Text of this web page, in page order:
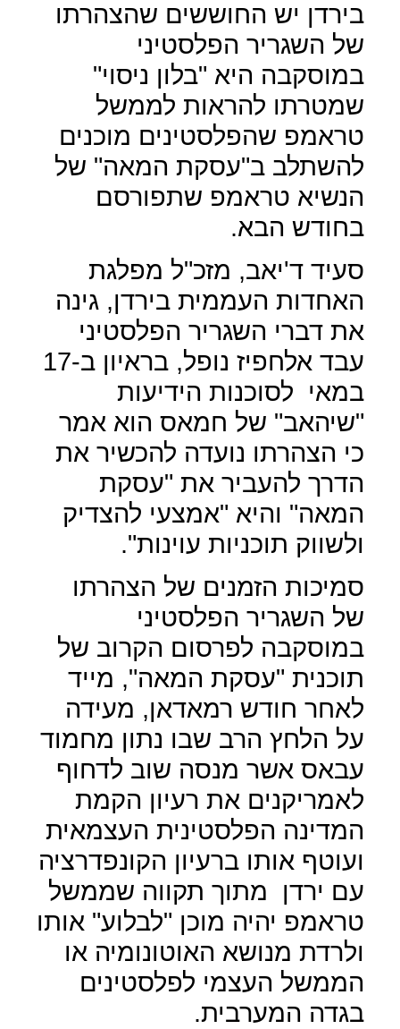
בירדן יש החוששים שהצהרתו
של השגריר הפלסטיני
במוסקבה היא "בלון ניסוי"
שמטרתו להראות לממשל
טראמפ שהפלסטינים מוכנים
להשתלב ב"עסקת המאה" של
הנשיא טראמפ שתפורסם
בחודש הבא.
סעיד ד'יאב, מזכ"ל מפלגת
האחדות העממית בירדן, גינה
את דברי השגריר הפלסטיני
עבד אלחפיז נופל, בראיון ב-17
במאי לסוכנות הידיעות
"שיהאב" של חמאס הוא אמר
כי הצהרתו נועדה להכשיר את
הדרך להעביר את "עסקת
המאה" והיא "אמצעי להצדיק
ולשווק תוכניות עוינות".
סמיכות הזמנים של הצהרתו
של השגריר הפלסטיני
במוסקבה לפרסום הקרוב של
תוכנית "עסקת המאה", מייד
לאחר חודש רמאדאן, מעידה
על הלחץ הרב שבו נתון מחמוד
עבאס אשר מנסה שוב לדחוף
לאמריקנים את רעיון הקמת
המדינה הפלסטינית העצמאית
ועוטף אותו ברעיון הקונפדרציה
עם ירדן
מתוך תקווה שממשל
טראמפ יהיה מוכן "לבלוע" אותו
ולרדת מנושא האוטונומיה או
הממשל העצמי לפלסטינים
בגדה המערבית.